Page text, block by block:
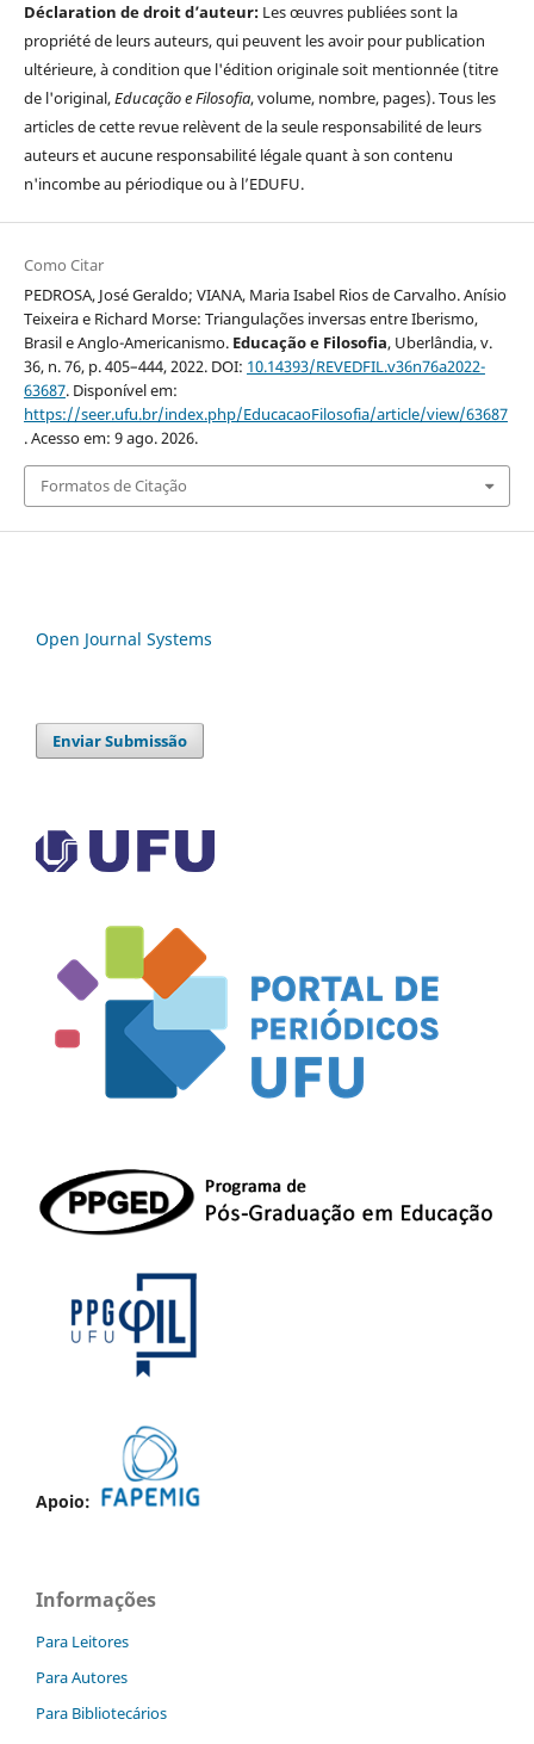
Déclaration de droit d’auteur: Les œuvres publiées sont la
propriété de leurs auteurs, qui peuvent les avoir pour publication
ultérieure, à condition que l'édition originale soit mentionnée (titre
de l'original,Educação e Filosofia, volume, nombre, pages). Tous les
articles de cette revue relèvent de la seule responsabilité de leurs
auteurs et aucune responsabilité légale quant à son contenu
n'incombe au périodique ou à l’EDUFU.
Como Citar
PEDROSA, José Geraldo; VIANA, Maria Isabel Rios de Carvalho. Anísio
Teixeira e Richard Morse: Triangulações inversas entre Iberismo,
Brasil e Anglo-Americanismo. Educação e Filosofia, Uberlândia, v.
36, n. 76, p. 405–444, 2022. DOI: 10.14393/REVEDFIL.v36n76a2022-
63687. Disponível em:
https://seer.ufu.br/index.php/EducacaoFilosofia/article/view/63687
. Acesso em: 9 ago. 2026.
Formatos de Citação
Open Journal Systems
Enviar Submissão
Apoio:
Informações
Para Leitores
Para Autores
Para Bibliotecários